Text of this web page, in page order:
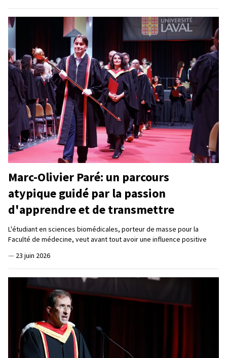
Marc-Olivier Paré: un parcours
atypique guidé par la passion
d'apprendre et de transmettre
L'étudiant en sciences biomédicales, porteur de masse pour la
Faculté de médecine, veut avant tout avoir une influence positive
— 23 juin 2026